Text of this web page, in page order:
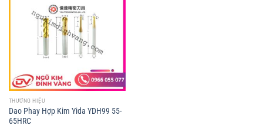
THƯƠNG HIỆU
Dao Phay Hợp Kim Yida YDH99 55-
65HRC